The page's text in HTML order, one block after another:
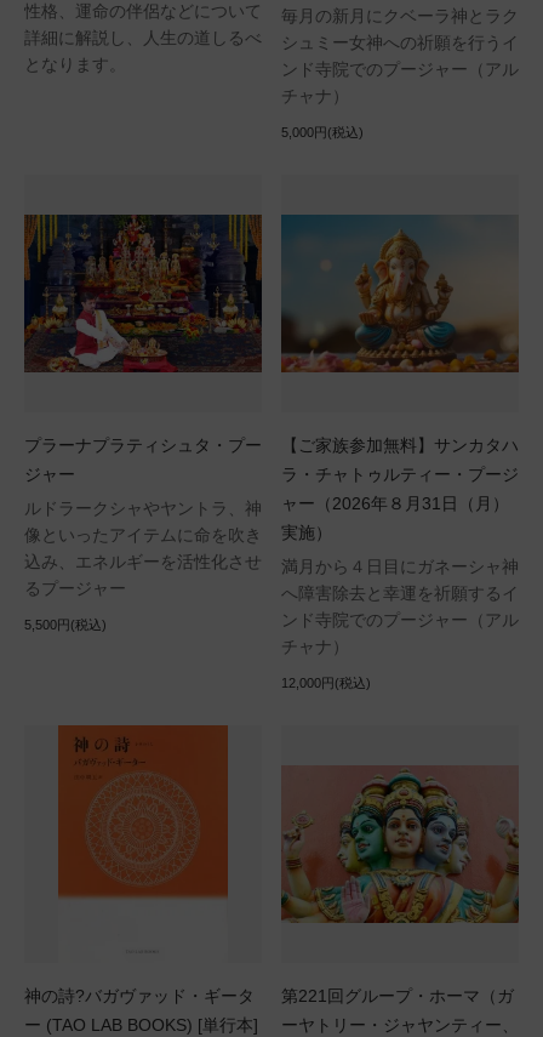
性格、運命の伴侶などについて
詳細に解説し、人生の道しるべ
となります。
毎月の新月にクベーラ神とラク
シュミー女神への祈願を行うイ
ンド寺院でのプージャー（アル
チャナ）
5,000円(税込)
プラーナプラティシュタ・プー
ジャー
ルドラークシャやヤントラ、神
像といったアイテムに命を吹き
込み、エネルギーを活性化させ
るプージャー
5,500円(税込)
【ご家族参加無料】サンカタハ
ラ・チャトゥルティー・プージ
ャー（2026年８月31日（月）
実施）
満月から４日目にガネーシャ神
へ障害除去と幸運を祈願するイ
ンド寺院でのプージャー（アル
チャナ）
12,000円(税込)
神の詩?バガヴァッド・ギータ
ー (TAO LAB BOOKS) [単行本]
第221回グループ・ホーマ（ガ
ーヤトリー・ジャヤンティー、